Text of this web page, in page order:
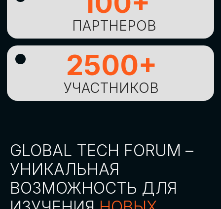
ОСТАВИТЬ
ЗАЯВКУ
СКАЧАТЬ ПРОГРАММУ
СТАТЬ СПИКЕРОМ
Оставьте заявку, наши менеджеры